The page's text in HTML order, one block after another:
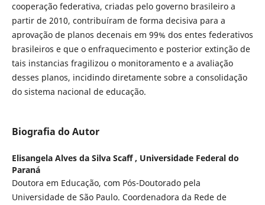
cooperação federativa, criadas pelo governo brasileiro a
partir de 2010, contribuíram de forma decisiva para a
aprovação de planos decenais em 99% dos entes federativos
brasileiros e que o enfraquecimento e posterior extinção de
tais instancias fragilizou o monitoramento e a avaliação
desses planos, incidindo diretamente sobre a consolidação
do sistema nacional de educação.
Biografia do Autor
Elisangela Alves da Silva Scaff , Universidade Federal do
Paraná
Doutora em Educação, com Pós-Doutorado pela
Universidade de São Paulo. Coordenadora da Rede de